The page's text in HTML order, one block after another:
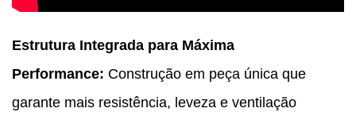
Estrutura Integrada para Máxima
Performance: Construção em peça única que
garante mais resistência, leveza e ventilação